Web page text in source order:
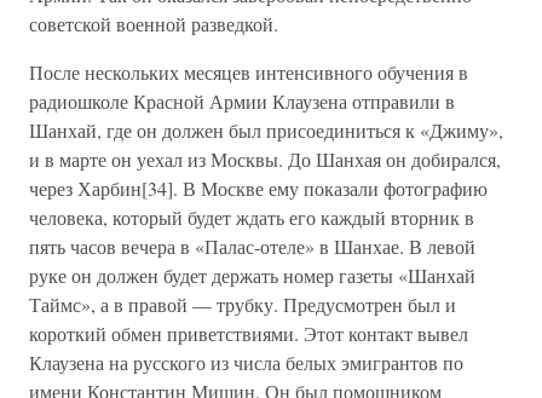
советской военной разведкой.
После нескольких месяцев интенсивного обучения в
радиошколе Красной Армии Клаузена отправили в
Шанхай, где он должен был присоединиться к «Джиму»,
и в марте он уехал из Москвы. До Шанхая он добирался,
через Харбин[34]. В Москве ему показали фотографию
человека, который будет ждать его каждый вторник в
пять часов вечера в «Палас-отеле» в Шанхае. В левой
руке он должен будет держать номер газеты «Шанхай
Таймс», а в правой — трубку. Предусмотрен был и
короткий обмен приветствиями. Этот контакт вывел
Клаузена на русского из числа белых эмигрантов по
имени Константин Мишин. Он был помощником